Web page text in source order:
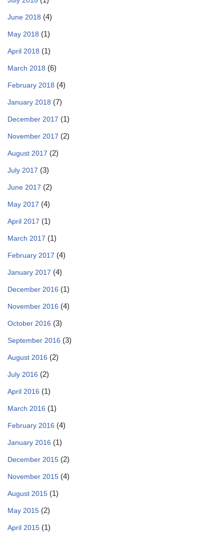
June 2018 (4)
May 2018 (1)
April 2018 (1)
March 2018 (6)
February 2018 (4)
January 2018 (7)
December 2017 (1)
November 2017 (2)
August 2017 (2)
July 2017 (3)
June 2017 (2)
May 2017 (4)
April 2017 (1)
March 2017 (1)
February 2017 (4)
January 2017 (4)
December 2016 (1)
November 2016 (4)
October 2016 (3)
September 2016 (3)
August 2016 (2)
July 2016 (2)
April 2016 (1)
March 2016 (1)
February 2016 (4)
January 2016 (1)
December 2015 (2)
November 2015 (4)
August 2015 (1)
May 2015 (2)
April 2015 (1)